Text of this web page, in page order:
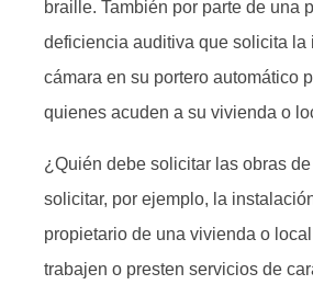
braille. También por parte de una
deficiencia auditiva que solicita la
cámara en su portero automático
quienes acuden a su vivienda o
¿Quién debe solicitar las obras
solicitar, por ejemplo, la
propietario de una vivienda o
trabajen o presten servicios de